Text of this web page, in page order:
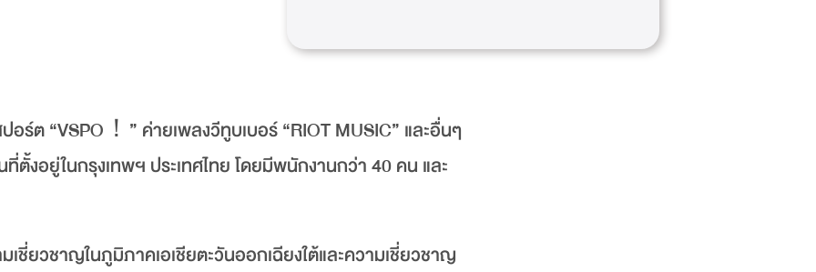
อร์ต “VSPO！” ค่ายเพลงวีทูบเบอร์ “RIOT MUSIC” และอื่นๆ
งอยู่ในกรุงเทพฯ ประเทศไทย โดยมีพนักงานกว่า 40 คน และ
ชี่ยวชาญในภูมิภาคเอเชียตะวันออกเฉียงใต้และความเชี่ยวชาญ